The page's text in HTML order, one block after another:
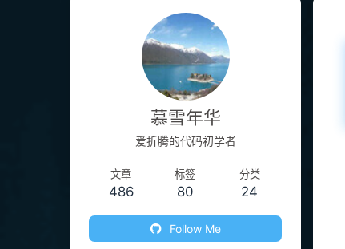
慕雪年华
爱折腾的代码初学者
文章
486
标签
80
分类
24
Follow Me